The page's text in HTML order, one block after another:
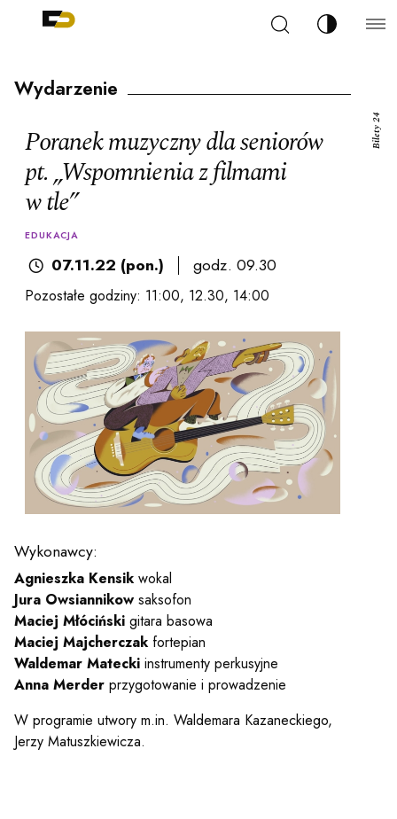
Szukaj Zmień
sal
YOUTUBE
Polityka prywatności
Wydarzenie
Poranek muzyczny dla seniorów
pt. „Wspomnienia z filmami
w tle”
EDUKACJA
07.11.22 (pon.) godz. 09.30
Pozostałe godziny: 11:00, 12.30, 14:00
Wykonawcy:
Agnieszka Kensik wokal
Jura Owsiannikow saksofon
Maciej Młóciński gitara basowa
Maciej Majcherczak fortepian
Waldemar Matecki instrumenty perkusyjne
Anna Merder przygotowanie i prowadzenie
W programie utwory m.in. Waldemara Kazaneckiego,
Jerzy Matuszkiewicza.
Bilety 24